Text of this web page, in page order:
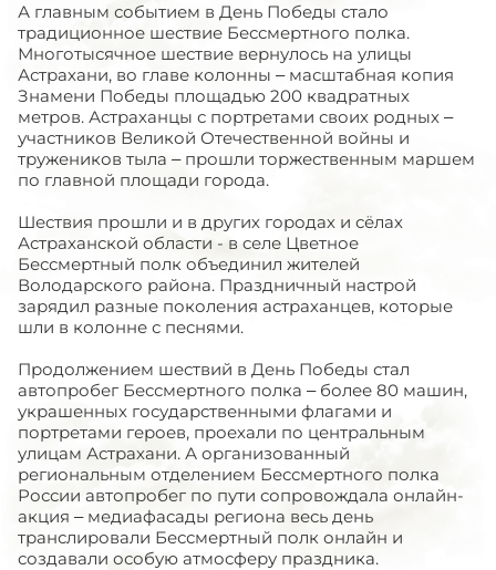
А главным событием в День Победы стало
традиционное шествие Бессмертного полка.
Многотысячное шествие вернулось на улицы
Астрахани, во главе колонны – масштабная копия
Знамени Победы площадью 200 квадратных
метров. Астраханцы с портретами своих родных –
участников Великой Отечественной войны и
тружеников тыла – прошли торжественным маршем
по главной площади города.
Шествия прошли и в других городах и сёлах
Астраханской области - в селе Цветное
Бессмертный полк объединил жителей
Володарского района. Праздничный настрой
зарядил разные поколения астраханцев, которые
шли в колонне с песнями.
Продолжением шествий в День Победы стал
автопробег Бессмертного полка – более 80 машин,
украшенных государственными флагами и
портретами героев, проехали по центральным
улицам Астрахани. А организованный
региональным отделением Бессмертного полка
России автопробег по пути сопровождала онлайн-
акция – медиафасады региона весь день
транслировали Бессмертный полк онлайн и
создавали особую атмосферу праздника.